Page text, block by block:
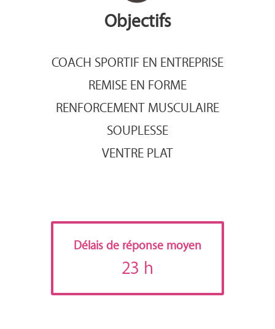
Objectifs
COACH SPORTIF EN ENTREPRISE
REMISE EN FORME
RENFORCEMENT MUSCULAIRE
SOUPLESSE
VENTRE PLAT
Délais de réponse moyen
23 h